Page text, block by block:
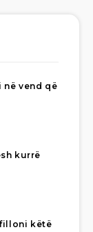
në vend që
kurrë
filloni këtë